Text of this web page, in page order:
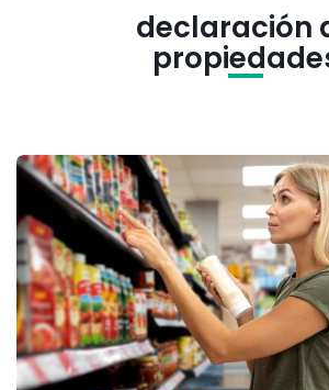
declaración